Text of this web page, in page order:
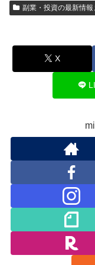
副業・投資の最新情報
X